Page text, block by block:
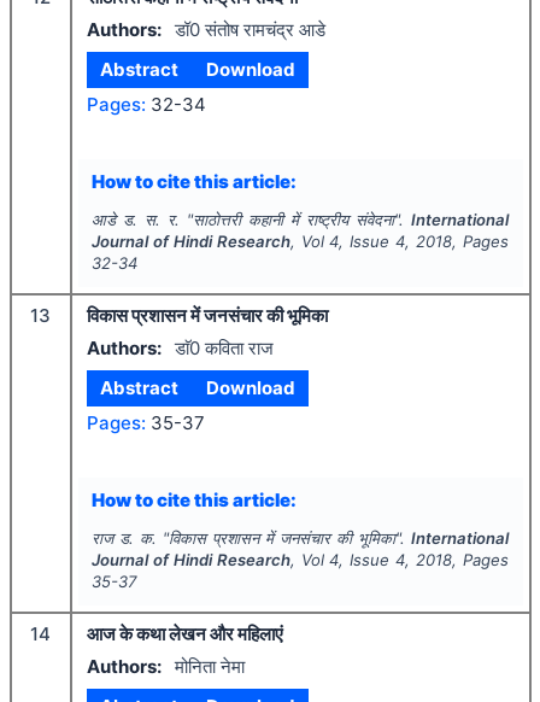
Authors: डॉ0 संतोष रामचंद्र आडे
Abstract
Download
Pages: 32-34
How to cite this article:
आडे ड. स. र. "साठोत्तरी कहानी में राष्ट्रीय संवेदना".International
Journal of Hindi Research, Vol4, Issue4, 2018, Pages
32-34
13
विकास प्रशासन में जनसंचार की भूमिका
Authors: डाॅ0 कविता राज
Abstract
Download
Pages: 35-37
How to cite this article:
राज ड. क. "विकास प्रशासन में जनसंचार की भूमिका".International
Journal of Hindi Research, Vol4, Issue4, 2018, Pages
35-37
14
आज के कथा लेखन और महिलाएं
Authors: मोनिता नेमा